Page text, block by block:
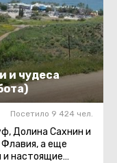
и чудеса
Посетило 9 424 чел.
Долина Сахнин и
а еще
и настоящие